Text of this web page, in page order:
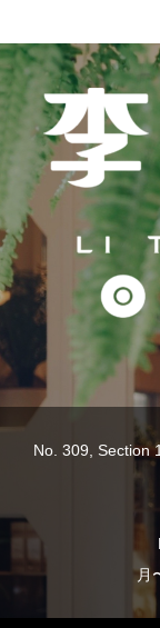
No. 309, Section
月